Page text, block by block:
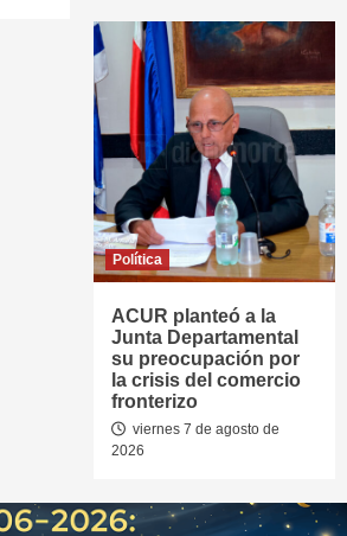
Política
ACUR planteó a la
Junta Departamental
su preocupación por
la crisis del comercio
fronterizo
viernes 7 de agosto de
2026